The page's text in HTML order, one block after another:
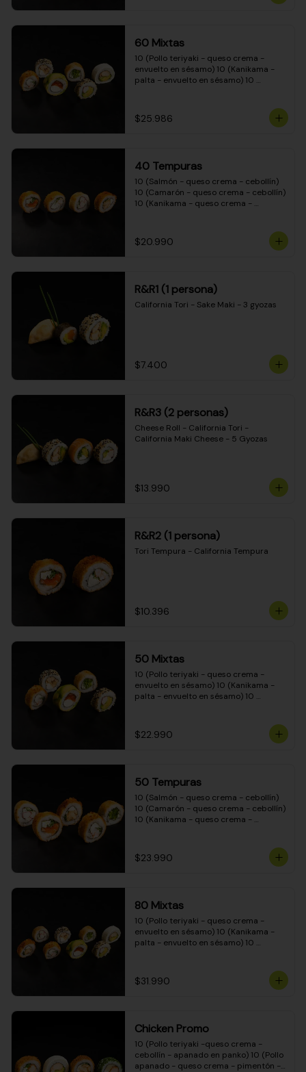
(Pimentón - queso crema - cebollín -
envuelto en masa tempura)
60 Mixtas
10 (Pollo teriyaki - queso crema -
envuelto en sésamo) 10 (Kanikama -
palta - envuelto en sésamo) 10
envuelto en queso crema) 10
(Camarón - queso crema - cebollín -
$25.986
40 Tempuras
10 (Salmón - queso crema - cebollín)
10 (Camarón - queso crema - cebollín)
10 (Kanikama - queso crema -
$20.990
R&R1 (1 persona)
California Tori - Sake Maki - 3 gyozas
$7.400
R&R3 (2 personas)
Cheese Roll - California Tori -
California Maki Cheese - 5 Gyozas
$13.990
R&R2 (1 persona)
Tori Tempura - California Tempura
$10.396
50 Mixtas
10 (Pollo teriyaki - queso crema -
envuelto en sésamo) 10 (Kanikama -
palta - envuelto en sésamo) 10
cebollín - envuelto en masa tempura)
10 (Pimentón - queso crema - cebollín
$22.990
50 Tempuras
10 (Salmón - queso crema - cebollín)
10 (Camarón - queso crema - cebollín)
10 (Kanikama - queso crema -
crema - cebollín)
$23.990
80 Mixtas
10 (Pollo teriyaki - queso crema -
envuelto en sésamo) 10 (Kanikama -
palta - envuelto en sésamo) 10
envuelto en queso crema) 10
(Camarón - queso crema - cebollín -
teriyaki - queso crema - cebollín -
envuelto en masa tempura) 10
(Pimentón - queso crema - cebollín -
envuelto en masa tempura)
$31.990
Chicken Promo
10 (Pollo teriyaki -queso crema -
cebollín - apanado en panko) 10 (Pollo
apanado - queso crema - pimentón -